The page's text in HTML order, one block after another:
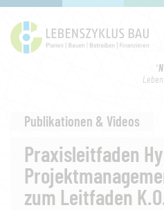
"
Publikationen & Videos
Praxisleitfaden
zum Leitfaden